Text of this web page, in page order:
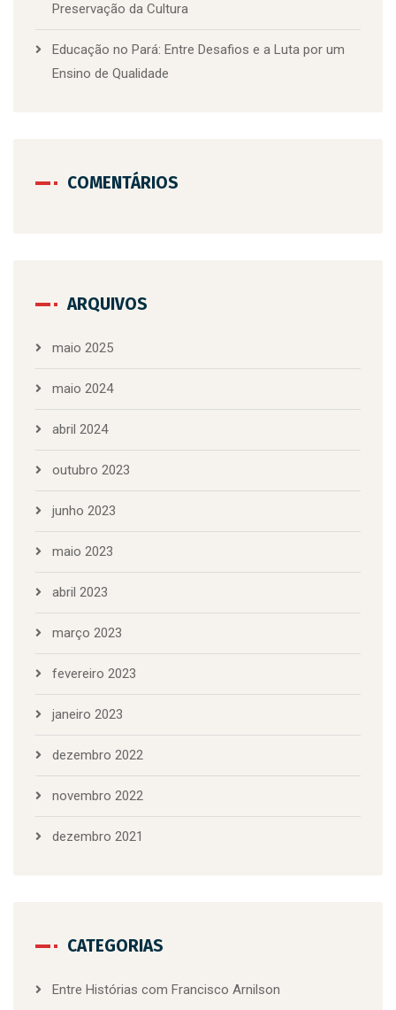
Preservação da Cultura
Educação no Pará: Entre Desafios e a Luta por um
Ensino de Qualidade
COMENTÁRIOS
ARQUIVOS
maio 2025
maio 2024
abril 2024
outubro 2023
junho 2023
maio 2023
abril 2023
março 2023
fevereiro 2023
janeiro 2023
dezembro 2022
novembro 2022
dezembro 2021
CATEGORIAS
Entre Histórias com Francisco Arnilson